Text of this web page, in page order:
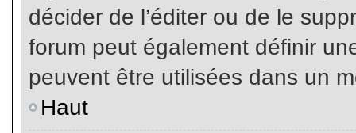
décider de l’éditer ou de le
forum peut également définir
peuvent être utilisées dans un
Haut